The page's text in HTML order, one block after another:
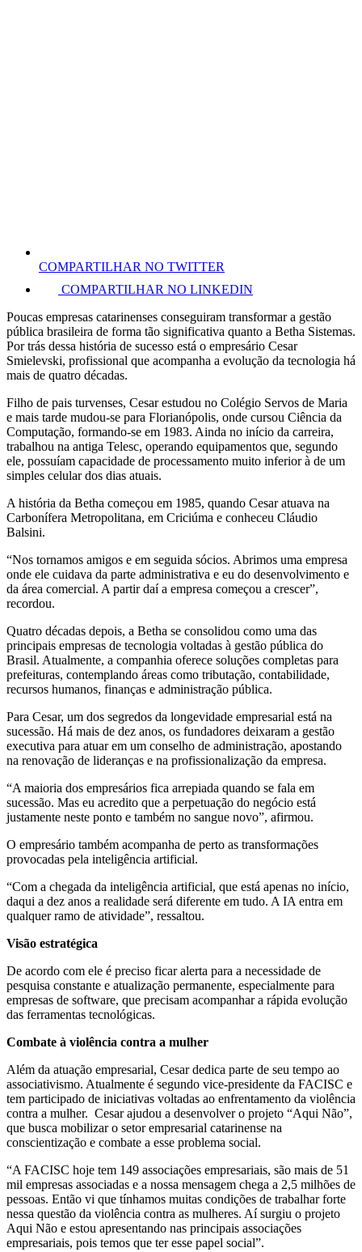
COMPARTILHAR NO TWITTER
COMPARTILHAR NO LINKEDIN
Poucas empresas catarinenses conseguiram transformar a gestão
pública brasileira de forma tão significativa quanto a Betha Sistemas.
Por trás dessa história de sucesso está o empresário Cesar
Smielevski, profissional que acompanha a evolução da tecnologia há
mais de quatro décadas.
Filho de pais turvenses, Cesar estudou no Colégio Servos de Maria
e mais tarde mudou-se para Florianópolis, onde cursou Ciência da
Computação, formando-se em 1983. Ainda no início da carreira,
trabalhou na antiga Telesc, operando equipamentos que, segundo
ele, possuíam capacidade de processamento muito inferior à de um
simples celular dos dias atuais.
A história da Betha começou em 1985, quando Cesar atuava na
Carbonífera Metropolitana, em Criciúma e conheceu Cláudio
Balsini.
“Nos tornamos amigos e em seguida sócios. Abrimos uma empresa
onde ele cuidava da parte administrativa e eu do desenvolvimento e
da área comercial. A partir daí a empresa começou a crescer”,
recordou.
Quatro décadas depois, a Betha se consolidou como uma das
principais empresas de tecnologia voltadas à gestão pública do
Brasil. Atualmente, a companhia oferece soluções completas para
prefeituras, contemplando áreas como tributação, contabilidade,
recursos humanos, finanças e administração pública.
Para Cesar, um dos segredos da longevidade empresarial está na
sucessão. Há mais de dez anos, os fundadores deixaram a gestão
executiva para atuar em um conselho de administração, apostando
na renovação de lideranças e na profissionalização da empresa.
“A maioria dos empresários fica arrepiada quando se fala em
sucessão. Mas eu acredito que a perpetuação do negócio está
justamente neste ponto e também no sangue novo”, afirmou.
O empresário também acompanha de perto as transformações
provocadas pela inteligência artificial.
“Com a chegada da inteligência artificial, que está apenas no início,
daqui a dez anos a realidade será diferente em tudo. A IA entra em
qualquer ramo de atividade”, ressaltou.
Visão estratégica
De acordo com ele é preciso ficar alerta para a necessidade de
pesquisa constante e atualização permanente, especialmente para
empresas de software, que precisam acompanhar a rápida evolução
das ferramentas tecnológicas.
Combate à violência contra a mulher
Além da atuação empresarial, Cesar dedica parte de seu tempo ao
associativismo. Atualmente é segundo vice-presidente da FACISC e
tem participado de iniciativas voltadas ao enfrentamento da violência
contra a mulher. Cesar ajudou a desenvolver o projeto “Aqui Não”,
que busca mobilizar o setor empresarial catarinense na
conscientização e combate a esse problema social.
“A FACISC hoje tem 149 associações empresariais, são mais de 51
mil empresas associadas e a nossa mensagem chega a 2,5 milhões de
pessoas. Então vi que tínhamos muitas condições de trabalhar forte
nessa questão da violência contra as mulheres. Aí surgiu o projeto
Aqui Não e estou apresentando nas principais associações
empresariais, pois temos que ter esse papel social”.